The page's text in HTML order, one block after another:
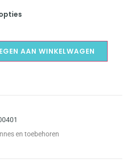
AAN WINKELWAGEN
en toebehoren